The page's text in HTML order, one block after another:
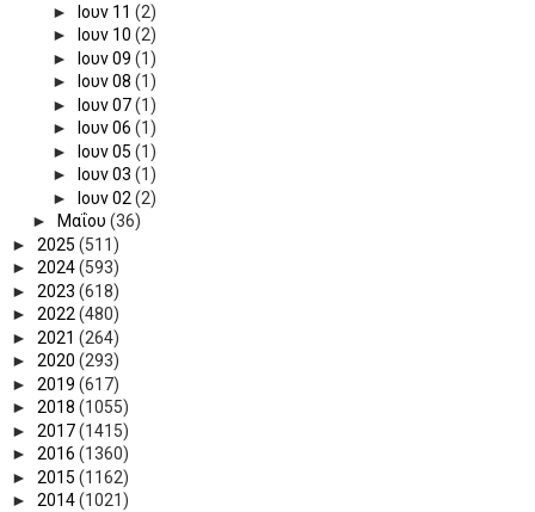
►
Ιουν 11 (2)
►
Ιουν 10 (2)
►
Ιουν 09 (1)
►
Ιουν 08 (1)
►
Ιουν 07(1)
►
Ιουν 06 (1)
►
Ιουν 05 (1)
►
Ιουν 03 (1)
►
Ιουν 02 (2)
►
Μαΐου (36)
► 2025 (511)
► 2024(593)
► 2023 (618)
► 2022(480)
► 2021 (264)
► 2020 (293)
► 2019 (617)
► 2018 (1055)
► 2017(1415)
► 2016 (1360)
► 2015 (1162)
► 2014(1021)